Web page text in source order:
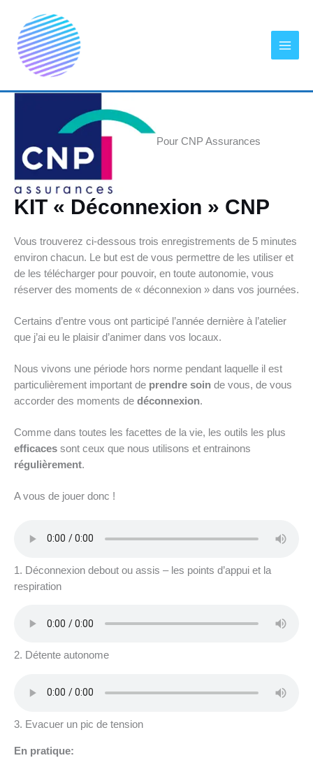
contenu
Pour CNP Assurances
KIT « Déconnexion » CNP
Vous trouverez ci-dessous trois enregistrements de 5 minutes
environ chacun. Le but est de vous permettre de les utiliser et
de les télécharger pour pouvoir, en toute autonomie, vous
réserver des moments de « déconnexion » dans vos journées.
Certains d’entre vous ont participé l’année dernière à l’atelier
que j’ai eu le plaisir d’animer dans vos locaux.
Nous vivons une période hors norme pendant laquelle il est
particulièrement important de prendre soin de vous, de vous
accorder des moments de déconnexion.
Comme dans toutes les facettes de la vie, les outils les plus
efficaces sont ceux que nous utilisons et entrainons
régulièrement.
A vous de jouer donc !
1. Déconnexion debout ou assis – les points d’appui et la
respiration
2. Détente autonome
3. Evacuer un pic de tension
En pratique: